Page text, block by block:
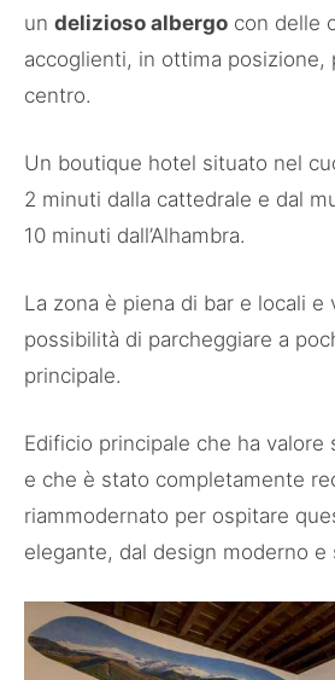
un delizioso albergo con delle
accoglienti, in ottima posizione,
centro.
Un boutique hotel situato nel
2 minuti dalla cattedrale e dal
10 minuti dall’Alhambra.
La zona è piena di bar e locali e
possibilità di parcheggiare a
principale.
Edificio principale che ha valore
e che è stato completamente
riammodernato per ospitare
elegante, dal design moderno e